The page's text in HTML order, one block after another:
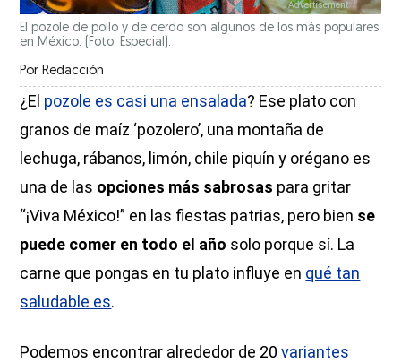
El pozole de pollo y de cerdo son algunos de los más populares
en México. (Foto: Especial).
Por Redacción
¿El pozole es casi una ensalada? Ese plato con
granos de maíz ‘pozolero’, una montaña de
lechuga, rábanos, limón, chile piquín y orégano es
una de las opciones más sabrosas para gritar
“¡Viva México!” en las fiestas patrias, pero bien se
puede comer en todo el año solo porque sí. La
carne que pongas en tu plato influye en qué tan
saludable es.
Podemos encontrar alrededor de 20variantes